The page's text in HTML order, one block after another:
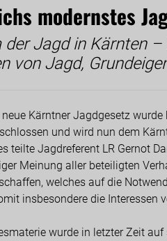
modernstes
der Jagd in Kärnten
von Jagd,
Kärntner Jagdgesetz
und wird nun dem
teilte Jagdreferent LR Gernot
Meinung aller beteiligten
welches auf die
insbesondere die Interessen
wurde in letzter Zeit